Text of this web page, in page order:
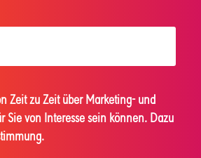
Zeit zu Zeit über Marketing- und
Sie von Interesse sein können. Dazu